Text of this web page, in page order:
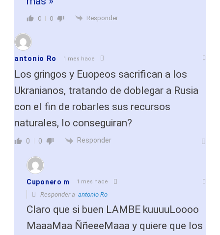
0 0 Responder
antonio Ro 1 mes hace
Los gringos y Euopeos sacrifican a los
Ukranianos, tratando de doblegar a Rusia
con el fin de robarles sus recursos
naturales, lo conseguiran?
0 0 Responder
Cuponero m 1 mes hace
Responder a antonio Ro
Claro que si buen LAMBE kuuuuLoooo
MaaaMaa ÑñeeeMaaa y quiere que los